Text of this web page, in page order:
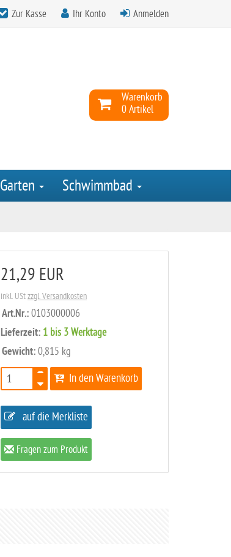
Zur Kasse Ihr Konto Anmelden
Warenkorb
0 Artikel
Garten Schwimmbad
21,29 EUR
inkl. UStzzgl. Versandkosten
Art.Nr.: 0103000006
Lieferzeit: 1 bis 3 Werktage
Gewicht: 0,815 kg
In den Warenkorb
auf die Merkliste
Fragen zum Produkt